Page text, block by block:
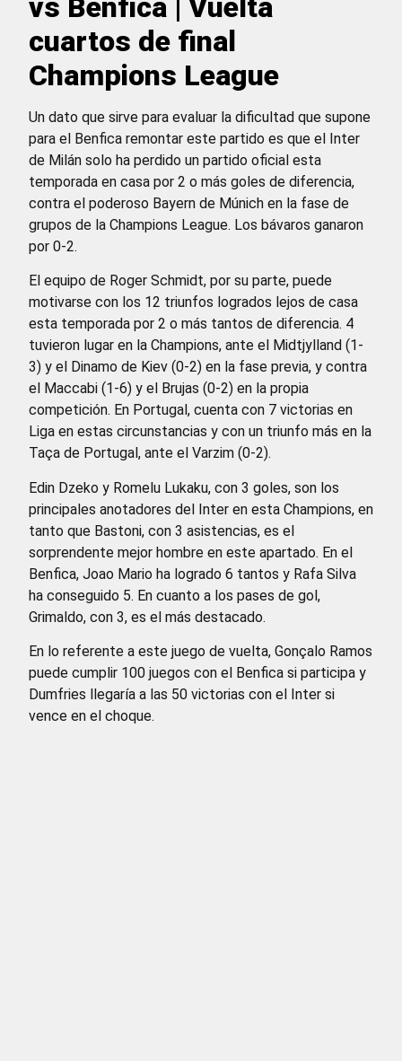
vs Benfica | Vuelta
cuartos de final
Champions League
Un dato que sirve para evaluar la dificultad que supone
para el Benfica remontar este partido es que el Inter
de Milán solo ha perdido un partido oficial esta
temporada en casa por 2 o más goles de diferencia,
contra el poderoso Bayern de Múnich en la fase de
grupos de la Champions League. Los bávaros ganaron
por 0-2.
El equipo de Roger Schmidt, por su parte, puede
motivarse con los 12 triunfos logrados lejos de casa
esta temporada por 2 o más tantos de diferencia. 4
tuvieron lugar en la Champions, ante el Midtjylland (1-
3) y el Dinamo de Kiev (0-2) en la fase previa, y contra
el Maccabi (1-6) y el Brujas (0-2) en la propia
competición. En Portugal, cuenta con 7 victorias en
Liga en estas circunstancias y con un triunfo más en la
Taça de Portugal, ante el Varzim (0-2).
Edin Dzeko y Romelu Lukaku, con 3 goles, son los
principales anotadores del Inter en esta Champions, en
tanto que Bastoni, con 3 asistencias, es el
sorprendente mejor hombre en este apartado. En el
Benfica, Joao Mario ha logrado 6 tantos y Rafa Silva
ha conseguido 5. En cuanto a los pases de gol,
Grimaldo, con 3, es el más destacado.
En lo referente a este juego de vuelta, Gonçalo Ramos
puede cumplir 100 juegos con el Benfica si participa y
Dumfries llegaría a las 50 victorias con el Inter si
vence en el choque.